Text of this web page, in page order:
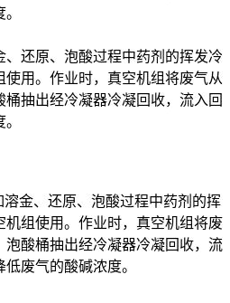
还原、泡酸过程中药剂的挥发冷
用。作业时，真空机组将废气从
抽出经冷凝器冷凝回收，流入回
溶金、 还原、 泡酸过程中药剂的挥
机组使用。作业时，真空机组将废
泡酸桶抽出经冷凝器冷凝回收，流
低废气的酸碱浓度。